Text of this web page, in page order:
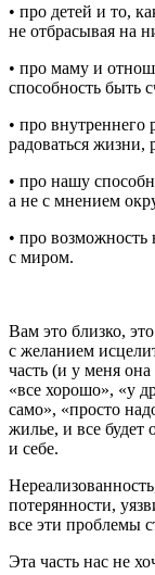
• про детей и то,
не отбрасывая на
• про маму и
способность быть
• про внутреннего
радоваться жизни,
• про нашу
а не с мнением
• про
с миром.
Вам это близко,
с желанием
часть (и у меня она
«все хорошо», «у
само», «просто
жилье, и все будет
и себе.
потерянности,
все эти проблемы
Эта часть нас не